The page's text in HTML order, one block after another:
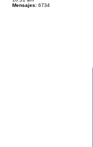
Mensajes: 6734